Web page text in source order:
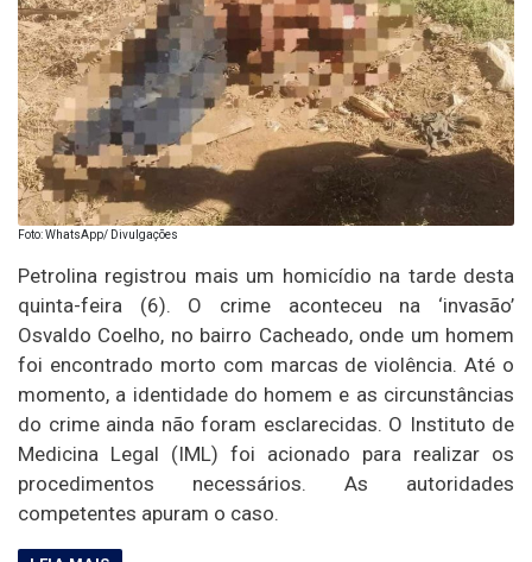
Foto: WhatsApp/ Divulgações
Petrolina registrou mais um homicídio na tarde desta
quinta-feira (6). O crime aconteceu na ‘invasão’
Osvaldo Coelho, no bairro Cacheado, onde um homem
foi encontrado morto com marcas de violência. Até o
momento, a identidade do homem e as circunstâncias
do crime ainda não foram esclarecidas. O Instituto de
Medicina Legal (IML) foi acionado para realizar os
procedimentos necessários. As autoridades
competentes apuram o caso.